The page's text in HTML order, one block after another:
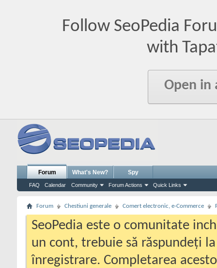
Follow SeoPedia
with
Open in
Forum
FAQ Calendar Community Forum Actions Quick Links
What's New? Spy
Forum Chestiuni generale Comert electronic, e-Commerce
SeoPedia este o comunitate
un cont, trebuie să răspundeți
înregistrare. Completarea